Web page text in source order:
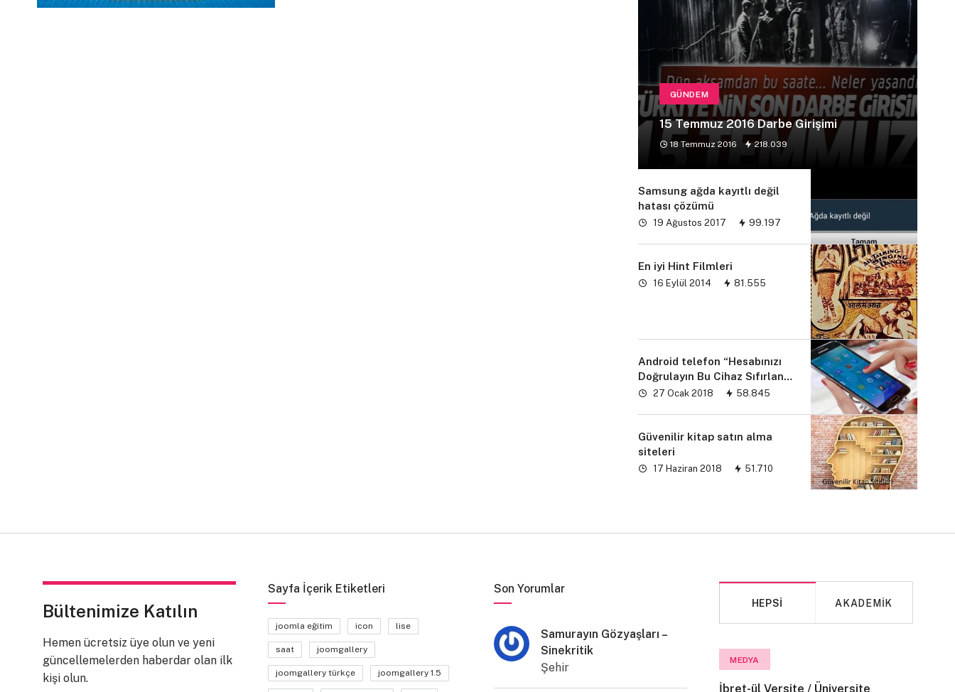
GÜNDEM
15 Temmuz 2016 Darbe Girişimi
18 Temmuz 2016 218.039
Samsung ağda kayıtlı değil
hatası çözümü
19 Ağustos 2017 99.197
En iyi Hint Filmleri
16 Eylül 2014 81.555
Android telefon “Hesabınızı
Doğrulayın Bu Cihaz Sıfırlandı
sorunu” çözümü
27 Ocak 2018 58.845
Güvenilir kitap satın alma
siteleri
17 Haziran 2018 51.710
Bültenimize Katılın
Hemen ücretsiz üye olun ve yeni
güncellemelerden haberdar olan ilk
kişi olun.
Sayfa İçerik Etiketleri
joomla eğitim icon lise
saat joomgallery
joomgallery türkçe joomgallery 1.5
Son Yorumlar
Samurayın Gözyaşları –
Sinekritik
Şehir
HEPSI AKADEMIK
MEDYA
İbret-ül Versite / Üniversite